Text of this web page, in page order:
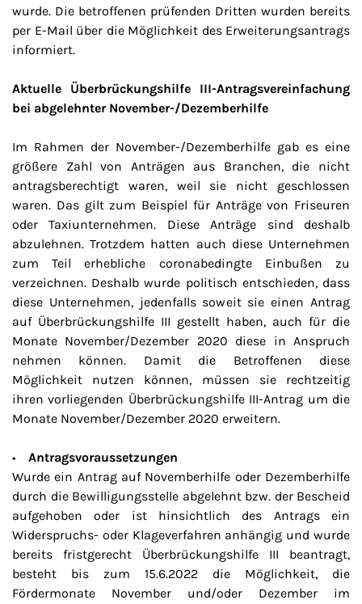
wurde. Die betroffenen prüfenden Dritten wurden bereits
per E-Mail über die Möglichkeit des Erweiterungsantrags
informiert.
Aktuelle Überbrückungshilfe III-Antragsvereinfachung
bei abgelehnter November-/Dezemberhilfe
Im Rahmen der November-/Dezemberhilfe gab es eine
größere Zahl von Anträgen aus Branchen, die nicht
antragsberechtigt waren, weil sie nicht geschlossen
waren. Das gilt zum Beispiel für Anträge von Friseuren
oder Taxiunternehmen. Diese Anträge sind deshalb
abzulehnen. Trotzdem hatten auch diese Unternehmen
zum Teil erhebliche coronabedingte Einbußen zu
verzeichnen. Deshalb wurde politisch entschieden, dass
diese Unternehmen, jedenfalls soweit sie einen Antrag
auf Überbrückungshilfe III gestellt haben, auch für die
Monate November/Dezember 2020 diese in Anspruch
nehmen können. Damit die Betroffenen diese
Möglichkeit nutzen können, müssen sie rechtzeitig
ihren vorliegenden Überbrückungshilfe III-Antrag um die
Monate November/Dezember 2020 erweitern.
• Antragsvoraussetzungen
Wurde ein Antrag auf Novemberhilfe oder Dezemberhilfe
durch die Bewilligungsstelle abgelehnt bzw. der Bescheid
aufgehoben oder ist hinsichtlich des Antrags ein
Widerspruchs- oder Klageverfahren anhängig und wurde
bereits fristgerecht Überbrückungshilfe III beantragt,
besteht bis zum 15.6.2022 die Möglichkeit, die
Fördermonate November und/oder Dezember im